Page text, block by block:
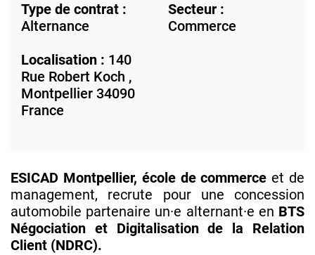
Type de contrat :
Alternance
Secteur :
Commerce
Localisation : 140
Rue Robert Koch ,
Montpellier 34090
France
ESICAD Montpellier, école de commerce et de
management, recrute pour une concession
automobile partenaire un·e alternant·e en BTS
Négociation et Digitalisation de la Relation
Client (NDRC).